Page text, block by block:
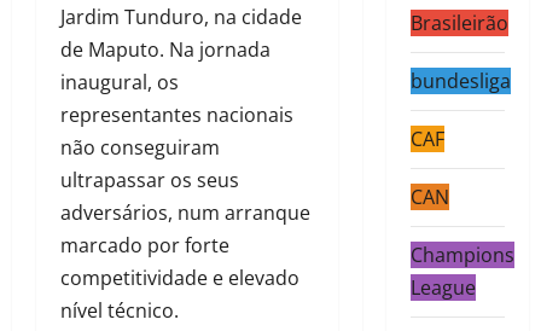
Jardim Tunduro, na cidade
de Maputo. Na jornada
inaugural, os
representantes nacionais
não conseguiram
ultrapassar os seus
adversários, num arranque
marcado por forte
competitividade e elevado
nível técnico.
Brasileirão
bundesliga
CAF
CAN
Champions
League